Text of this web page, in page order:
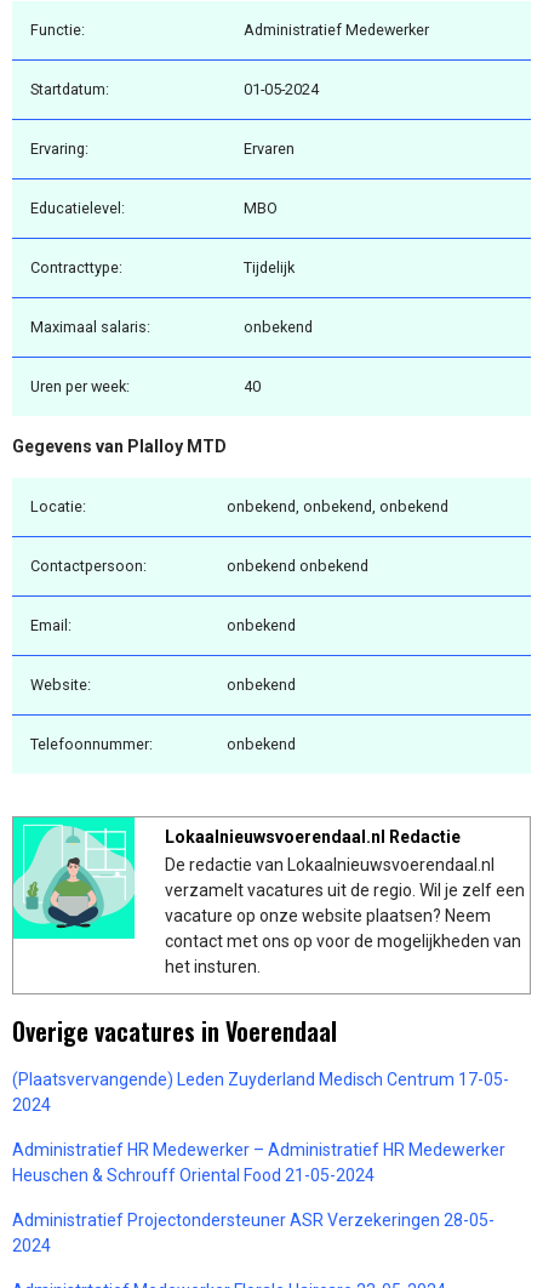
Functie: Administratief Medewerker
Startdatum: 01-05-2024
Ervaring: Ervaren
Educatielevel: MBO
Contracttype: Tijdelijk
Maximaal salaris: onbekend
Uren per week: 40
Gegevens van Plalloy MTD
Locatie: onbekend, onbekend, onbekend
Contactpersoon: onbekend onbekend
Email: onbekend
Website: onbekend
Telefoonnummer: onbekend
Lokaalnieuwsvoerendaal.nl Redactie
De redactie van Lokaalnieuwsvoerendaal.nl
verzamelt vacatures uit de regio. Wil je zelf een
vacature op onze website plaatsen? Neem
contact met ons op voor de mogelijkheden van
het insturen.
Overige vacatures in Voerendaal
(Plaatsvervangende) Leden Zuyderland Medisch Centrum 17-05-
2024
Administratief HR Medewerker – Administratief HR Medewerker
Heuschen & Schrouff Oriental Food 21-05-2024
Administratief Projectondersteuner ASR Verzekeringen 28-05-
2024